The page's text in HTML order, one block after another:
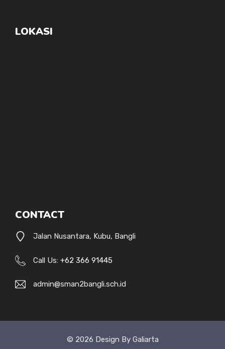
LOKASI
CONTACT
Jalan Nusantara, Kubu, Bangli
Call Us: +62 366 91445
admin@sman2bangli.sch.id
© 2026 Design By Galiarta